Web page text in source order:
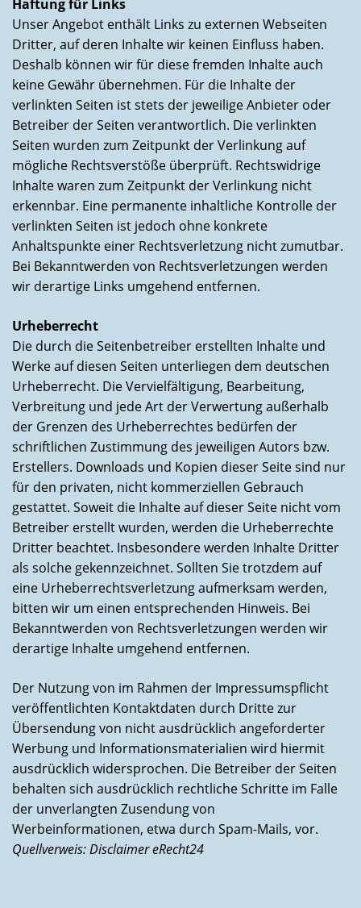
Haftung für Links
Unser Angebot enthält Links zu externen Webseiten
Dritter, auf deren Inhalte wir keinen Einfluss haben.
Deshalb können wir für diese fremden Inhalte auch
keine Gewähr übernehmen. Für die Inhalte der
verlinkten Seiten ist stets der jeweilige Anbieter oder
Betreiber der Seiten verantwortlich. Die verlinkten
Seiten wurden zum Zeitpunkt der Verlinkung auf
mögliche Rechtsverstöße überprüft. Rechtswidrige
Inhalte waren zum Zeitpunkt der Verlinkung nicht
erkennbar. Eine permanente inhaltliche Kontrolle der
verlinkten Seiten ist jedoch ohne konkrete
Anhaltspunkte einer Rechtsverletzung nicht zumutbar.
Bei Bekanntwerden von Rechtsverletzungen werden
wir derartige Links umgehend entfernen.
Urheberrecht
Die durch die Seitenbetreiber erstellten Inhalte und
Werke auf diesen Seiten unterliegen dem deutschen
Urheberrecht. Die Vervielfältigung, Bearbeitung,
Verbreitung und jede Art der Verwertung außerhalb
der Grenzen des Urheberrechtes bedürfen der
schriftlichen Zustimmung des jeweiligen Autors bzw.
Erstellers. Downloads und Kopien dieser Seite sind nur
für den privaten, nicht kommerziellen Gebrauch
gestattet. Soweit die Inhalte auf dieser Seite nicht vom
Betreiber erstellt wurden, werden die Urheberrechte
Dritter beachtet. Insbesondere werden Inhalte Dritter
als solche gekennzeichnet. Sollten Sie trotzdem auf
eine Urheberrechtsverletzung aufmerksam werden,
bitten wir um einen entsprechenden Hinweis. Bei
Bekanntwerden von Rechtsverletzungen werden wir
derartige Inhalte umgehend entfernen.
Der Nutzung von im Rahmen der Impressumspflicht
veröffentlichten Kontaktdaten durch Dritte zur
Übersendung von nicht ausdrücklich angeforderter
Werbung und Informationsmaterialien wird hiermit
ausdrücklich widersprochen. Die Betreiber der Seiten
behalten sich ausdrücklich rechtliche Schritte im Falle
der unverlangten Zusendung von
Werbeinformationen, etwa durch Spam-Mails, vor.
Quellverweis: Disclaimer eRecht24